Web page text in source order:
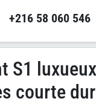
+216 58 060 546
S1
courte